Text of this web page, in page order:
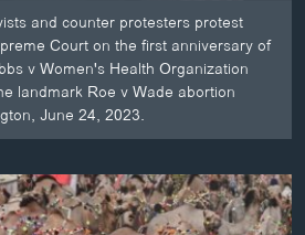
and counter protesters protest
Court on the first anniversary of
v Women's Health Organization
landmark Roe v Wade abortion
June 24, 2023.